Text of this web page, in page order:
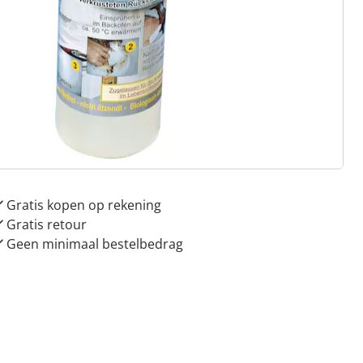
voor
& Comfort”
Gratis kopen op rekening
Gratis retour
Geen minimaal bestelbedrag